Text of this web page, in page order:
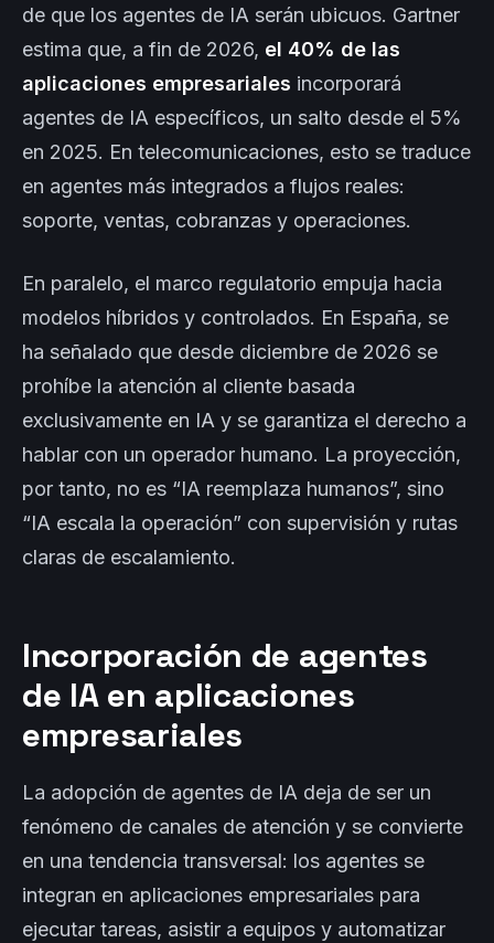
de que los agentes de IA serán ubicuos. Gartner
estima que, a fin de 2026, el 40% de las
aplicaciones empresariales incorporará
agentes de IA específicos, un salto desde el 5%
en 2025. En telecomunicaciones, esto se traduce
en agentes más integrados a flujos reales:
soporte, ventas, cobranzas y operaciones.
En paralelo, el marco regulatorio empuja hacia
modelos híbridos y controlados. En España, se
ha señalado que desde diciembre de 2026 se
prohíbe la atención al cliente basada
exclusivamente en IA y se garantiza el derecho a
hablar con un operador humano. La proyección,
por tanto, no es “IA reemplaza humanos”, sino
“IA escala la operación” con supervisión y rutas
claras de escalamiento.
Incorporación de agentes
de IA en aplicaciones
empresariales
La adopción de agentes de IA deja de ser un
fenómeno de canales de atención y se convierte
en una tendencia transversal: los agentes se
integran en aplicaciones empresariales para
ejecutar tareas, asistir a equipos y automatizar